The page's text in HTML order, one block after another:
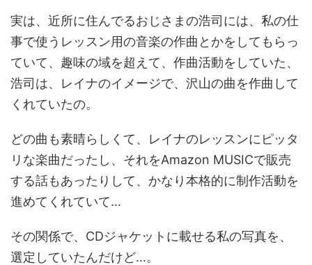
実は、近所に住んでるおじさまの浩司には、私の仕
事で使うレッスン用の音楽の作曲とかをしてもらっ
ていて、趣味の域を超えて、作曲活動をしていた、
浩司は、レイナのイメージで、沢山の曲を作曲して
くれていたの。
どの曲も素晴らしくて、レイナのレッスンにピッタ
リな楽曲だったし、それをAmazon MUSICで販売
する話もあったりして、かなり本格的に制作活動を
進めてくれていて…
その関係で、CDジャケットに載せる私の写真を、
選定していたんだけど…。